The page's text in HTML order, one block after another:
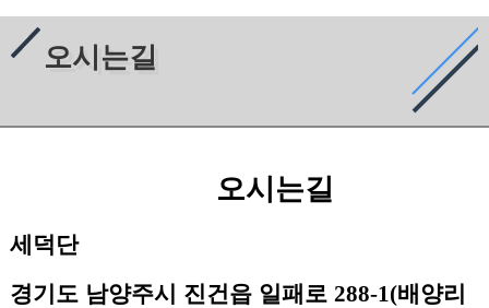
오시는길
오시는길
세덕단
경기도 남양주시 진건읍 일패로 288-1(배양리